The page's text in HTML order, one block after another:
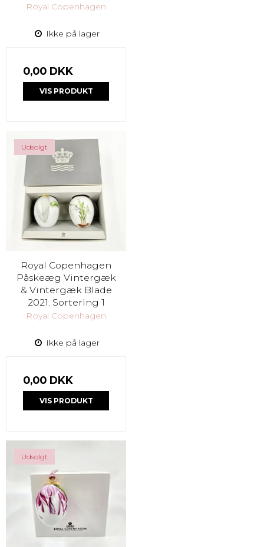
Royal Copenhagen
Ikke på lager
0,00 DKK
VIS PRODUKT
Udsolgt
Royal Copenhagen
Påskeæg Vintergæk
& Vintergæk Blade
2021. Sortering 1
Royal Copenhagen
Ikke på lager
0,00 DKK
VIS PRODUKT
Udsolgt